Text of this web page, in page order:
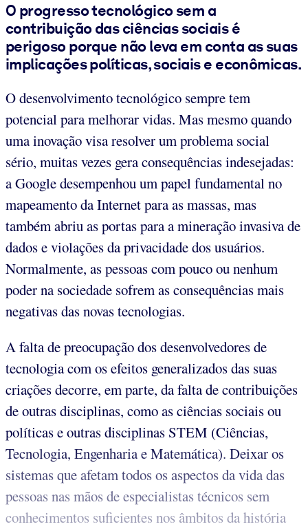
O progresso tecnológico sem a
contribuição das ciências sociais é
perigoso porque não leva em conta as suas
implicações políticas, sociais e econômicas.
O desenvolvimento tecnológico sempre tem
potencial para melhorar vidas. Mas mesmo quando
uma inovação visa resolver um problema social
sério, muitas vezes gera consequências indesejadas:
a Google desempenhou um papel fundamental no
mapeamento da Internet para as massas, mas
também abriu as portas para a mineração invasiva de
dados e violações da privacidade dos usuários.
Normalmente, as pessoas com pouco ou nenhum
poder na sociedade sofrem as consequências mais
negativas das novas tecnologias.
A falta de preocupação dos desenvolvedores de
tecnologia com os efeitos generalizados das suas
criações decorre, em parte, da falta de contribuições
de outras disciplinas, como as ciências sociais ou
políticas e outras disciplinas STEM (Ciências,
Tecnologia, Engenharia e Matemática). Deixar os
sistemas que afetam todos os aspectos da vida das
pessoas nas mãos de especialistas técnicos sem
conhecimentos suficientes nos âmbitos da história